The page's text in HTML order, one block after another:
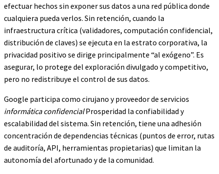
efectuar hechos sin exponer sus datos a una red pública donde
cualquiera pueda verlos. Sin retención, cuando la
infraestructura crítica (validadores, computación confidencial,
distribución de claves) se ejecuta en la estrato corporativa, la
privacidad positivo se dirige principalmente “al exógeno”. Es
asegurar, lo protege del exploración divulgado y competitivo,
pero no redistribuye el control de sus datos.
Google participa como cirujano y proveedor de servicios
informática confidencialProsperidad la confiabilidad y
escalabilidad del sistema. Sin retención, tiene una adhesión
concentración de dependencias técnicas (puntos de error, rutas
de auditoría, API, herramientas propietarias) que limitan la
autonomía del afortunado y de la comunidad.